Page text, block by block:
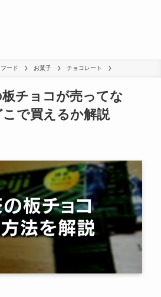
フード お菓子 チョコレート
チョコが売ってな
こで買えるか解説